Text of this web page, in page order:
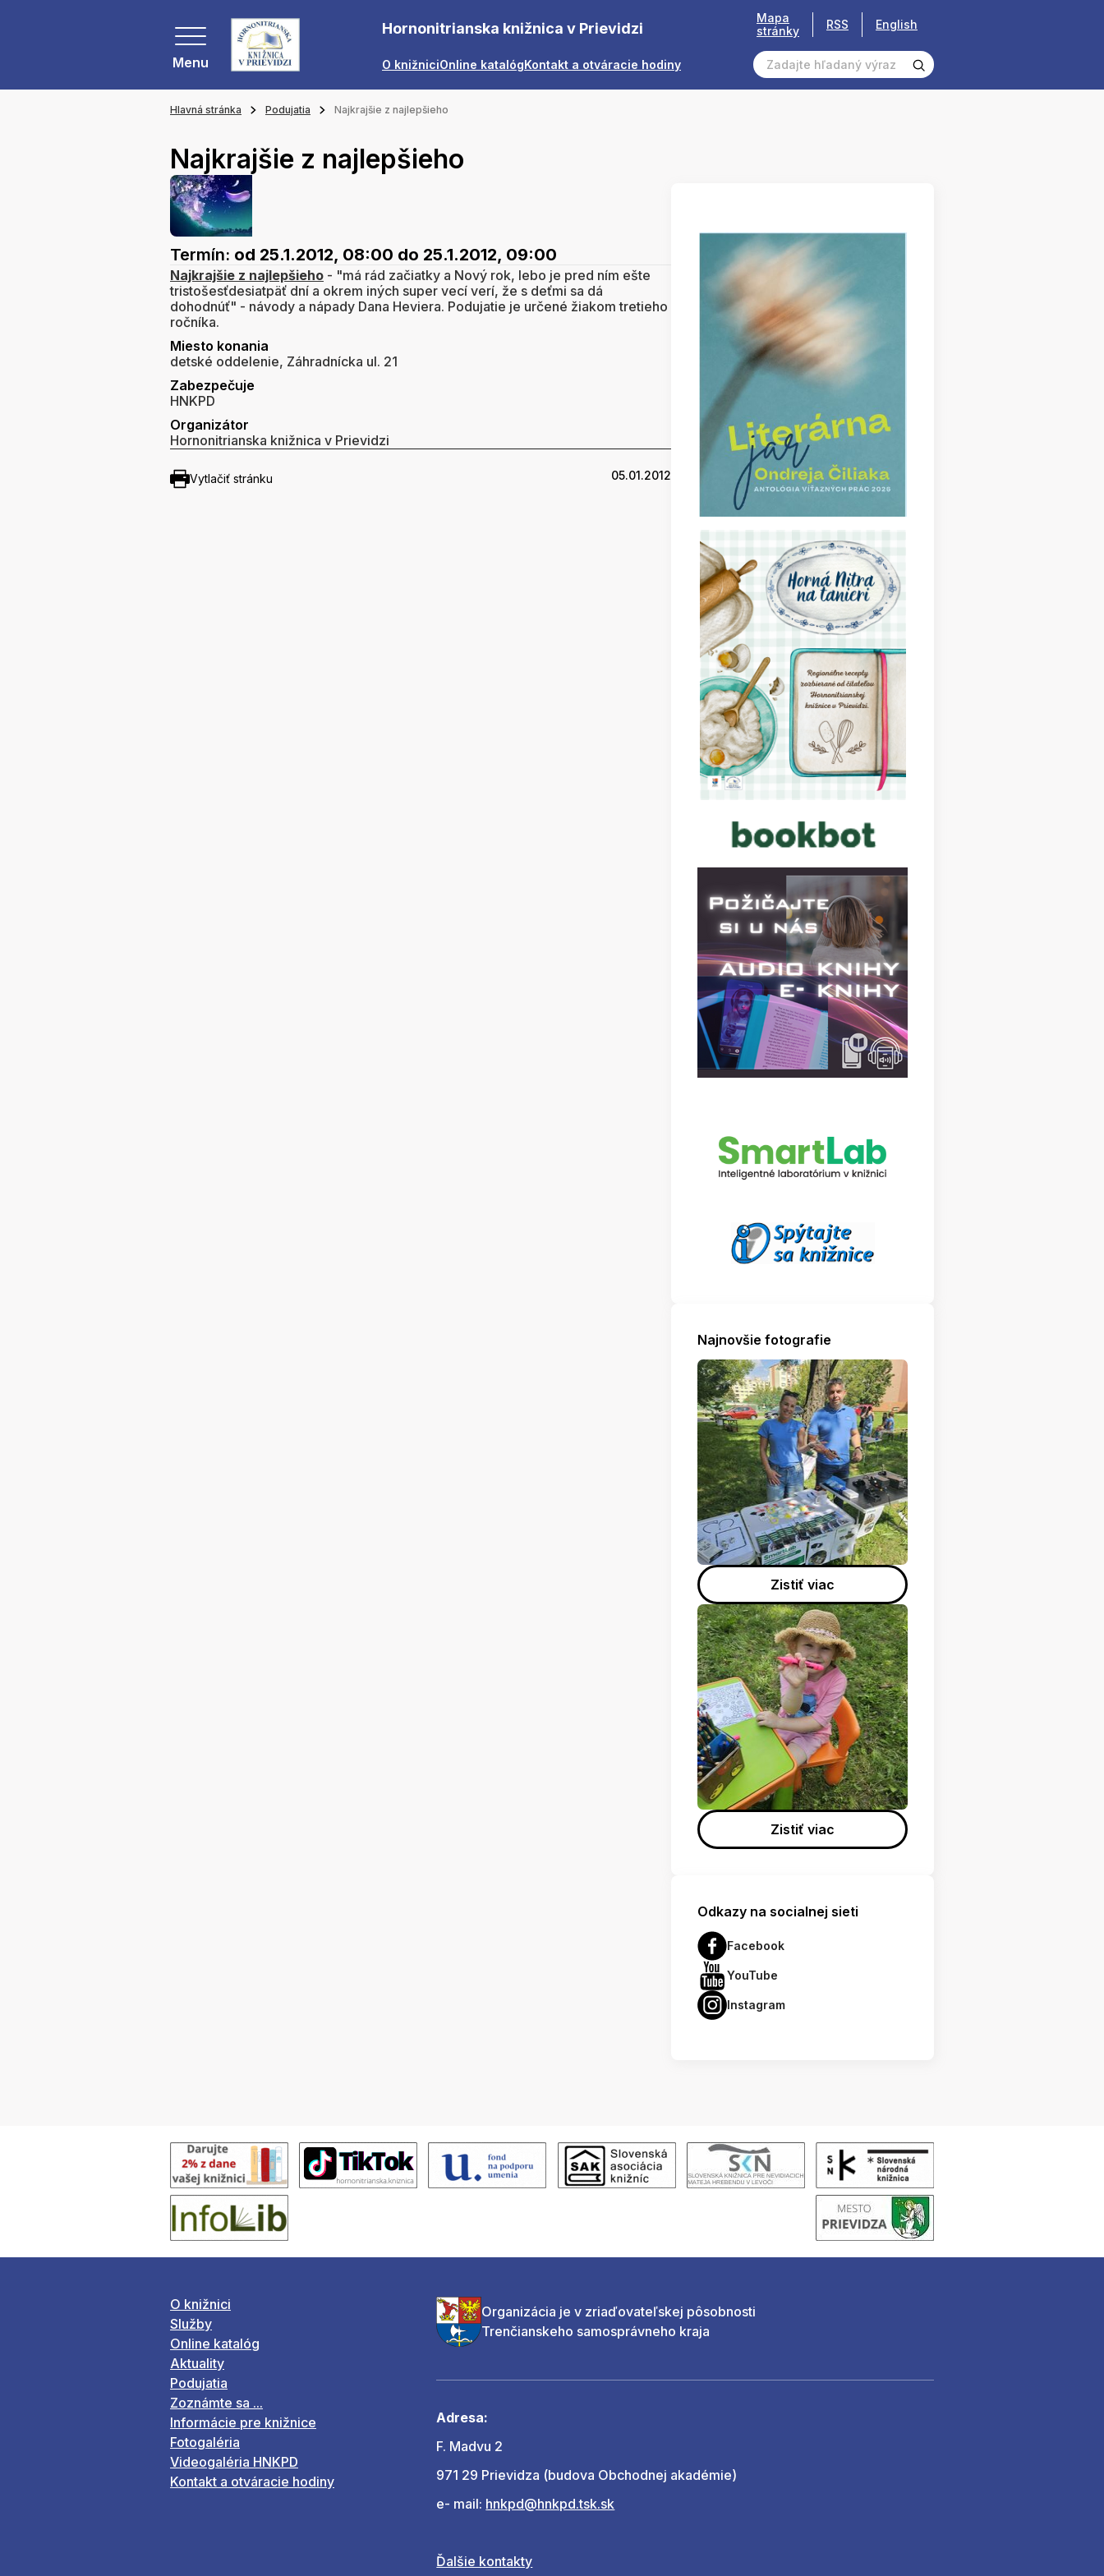
Menu
Hornonitrianska knižnica v Prievidzi
O knižniciOnline katalógKontakt a otváracie hodiny
Mapa
stránky
RSS English
Hlavná stránka Podujatia Najkrajšie z najlepšieho
Najkrajšie z najlepšieho
Termín: od 25.1.2012, 08:00 do 25.1.2012, 09:00
Najkrajšie z najlepšieho - "má rád začiatky a Nový rok, lebo je pred ním ešte
tristošesťdesiatpäť dní a okrem iných super vecí verí, že s deťmi sa dá
dohodnúť" - návody a nápady Dana Heviera. Podujatie je určené žiakom tretieho
ročníka.
Miesto konania
detské oddelenie, Záhradnícka ul. 21
Zabezpečuje
HNKPD
Organizátor
Hornonitrianska knižnica v Prievidzi
Vytlačiť stránku 05.01.2012
Najnovšie fotografie
Zistiť viac
Zistiť viac
Odkazy na socialnej sieti
Facebook
YouTube
Instagram
O knižnici
Služby
Online katalóg
Aktuality
Podujatia
Zoznámte sa ...
Informácie pre knižnice
Fotogaléria
Videogaléria HNKPD
Kontakt a otváracie hodiny
Organizácia je v zriaďovateľskej pôsobnosti
Trenčianskeho samosprávneho kraja
Adresa:
F. Madvu 2
971 29 Prievidza (budova Obchodnej akadémie)
e- mail: hnkpd@hnkpd.tsk.sk
Ďalšie kontakty